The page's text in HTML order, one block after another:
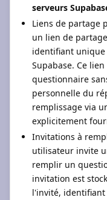
serveurs
Liens de partage
un lien de
identifiant unique
Supabase. Ce
questionnaire
personnelle du
remplissage via
explicitement
Invitations à
utilisateur invite
remplir un
invitation est
l'invité,